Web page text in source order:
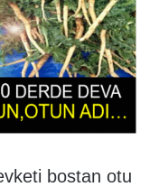
bostan otu